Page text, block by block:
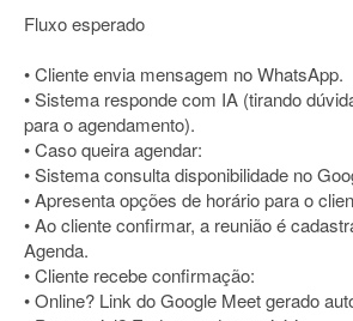
Fluxo esperado
• Cliente envia mensagem no WhatsApp.
• Sistema responde com IA (tirando
para o agendamento).
• Caso queira agendar:
• Sistema consulta disponibilidade no
• Apresenta opções de horário para o
• Ao cliente confirmar, a reunião é
Agenda.
• Cliente recebe confirmação:
• Online? Link do Google Meet gerado